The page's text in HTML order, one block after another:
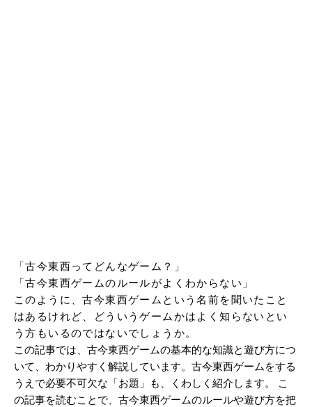
「古今東西ってどんなゲーム？」
「古今東西ゲームのルールがよくわからない」
このように、古今東西ゲームという名前を聞いたこと
はあるけれど、どういうゲームかはよく知らないとい
う方もいるのではないでしょうか。
この記事では、古今東西ゲームの基本的な知識と遊び方につ
いて、わかりやすく解説しています。古今東西ゲームをする
うえで必要不可欠な「お題」も、くわしく紹介します。 こ
の記事を読むことで、古今東西ゲームのルールや遊び方を把